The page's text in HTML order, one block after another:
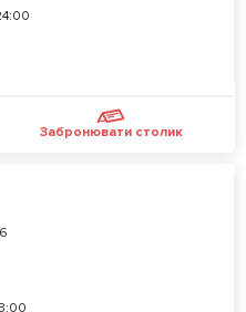
Забронювати столик